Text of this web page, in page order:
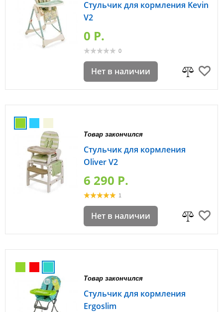
Стульчик для кормления Kevin
V2
0 P.
0
Нет в наличии
Товар закончился
Стульчик для кормления
Oliver V2
6 290 P.
1
Нет в наличии
Товар закончился
Стульчик для кормления
Ergoslim